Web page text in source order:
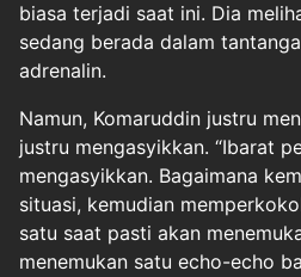
biasa terjadi saat ini. Dia
sedang berada dalam
adrenalin.
Namun, Komaruddin justru
justru mengasyikkan. “Ibarat
mengasyikkan. Bagaimana
situasi, kemudian
satu saat pasti akan
menemukan satu echo-echo